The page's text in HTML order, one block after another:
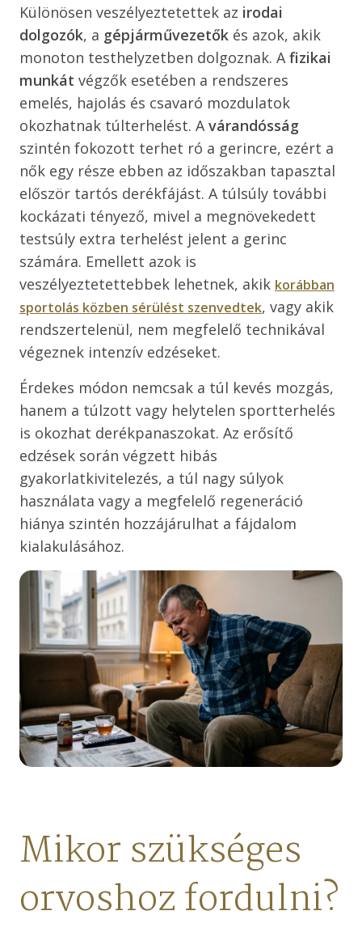
Különösen veszélyeztetettek az irodai
dolgozók, a gépjárművezetők és azok, akik
monoton testhelyzetben dolgoznak. Afizikai
munkát végzők esetében a rendszeres
emelés, hajolás és csavaró mozdulatok
okozhatnak túlterhelést. Avárandósság
szintén fokozott terhet ró a gerincre, ezért a
nők egy része ebben az időszakban tapasztal
először tartós derékfájást. A túlsúly további
kockázati tényező, mivel a megnövekedett
testsúly extra terhelést jelent a gerinc
számára. Emellett azok is
veszélyeztetettebbek lehetnek, akik korábban
sportolás közben sérülést szenvedtek, vagy akik
rendszertelenül, nem megfelelő technikával
végeznek intenzív edzéseket.
Érdekes módon nemcsak a túl kevés mozgás,
hanem a túlzott vagy helytelen sportterhelés
is okozhat derékpanaszokat. Az erősítő
edzések során végzett hibás
gyakorlatkivitelezés, a túl nagy súlyok
használata vagy a megfelelő regeneráció
hiánya szintén hozzájárulhat a fájdalom
kialakulásához.
Mikor szükséges
orvoshoz fordulni?